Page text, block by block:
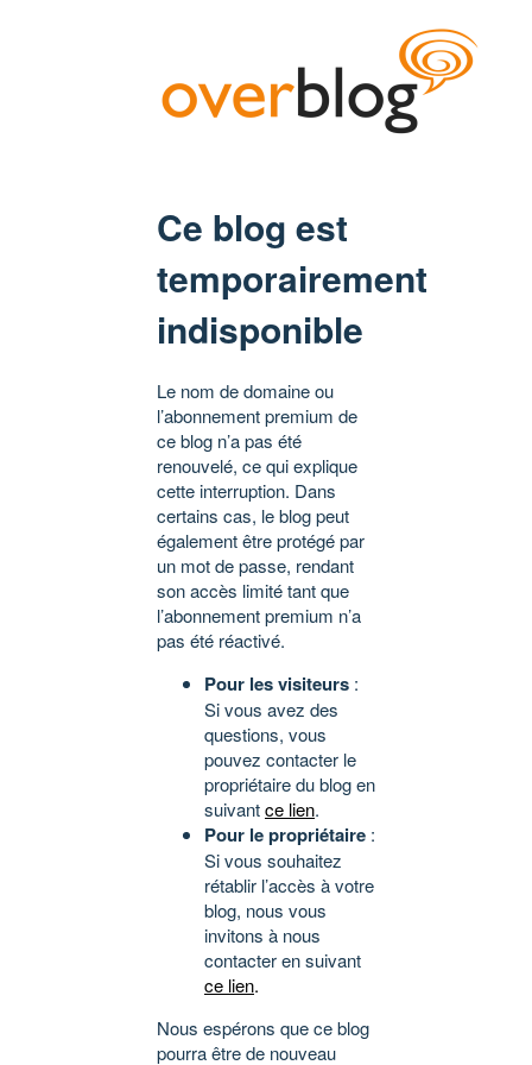
Ce blog est
temporairement
indisponible
Le nom de domaine ou
l’abonnement premium de
ce blog n’a pas été
renouvelé, ce qui explique
cette interruption. Dans
certains cas, le blog peut
également être protégé par
un mot de passe, rendant
son accès limité tant que
l’abonnement premium n’a
pas été réactivé.
Pour les visiteurs :
Si vous avez des
questions, vous
pouvez contacter le
propriétaire du blog en
suivantce lien.
Pour le propriétaire :
Si vous souhaitez
rétablir l’accès à votre
blog, nous vous
invitons à nous
contacter en suivant
ce lien.
Nous espérons que ce blog
pourra être de nouveau